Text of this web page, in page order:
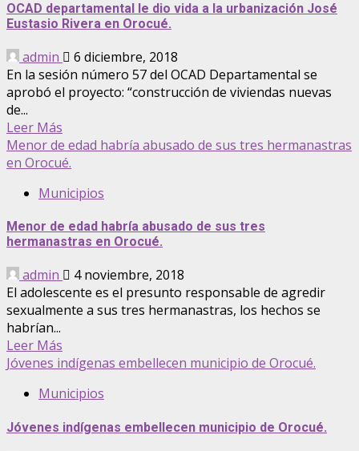
OCAD departamental le dio vida a la urbanización José
Eustasio Rivera en Orocué.
admin
6 diciembre, 2018
En la sesión número 57 del OCAD Departamental se
aprobó el proyecto: “construcción de viviendas nuevas
de...
Leer Más
Menor de edad habría abusado de sus tres hermanastras
en Orocué.
Municipios
Menor de edad habría abusado de sus tres
hermanastras en Orocué.
admin
4 noviembre, 2018
El adolescente es el presunto responsable de agredir
sexualmente a sus tres hermanastras, los hechos se
habrían...
Leer Más
Jóvenes indígenas embellecen municipio de Orocué.
Municipios
Jóvenes indígenas embellecen municipio de Orocué.